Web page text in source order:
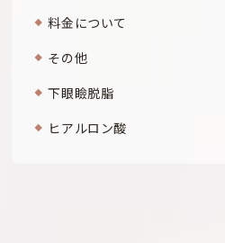
料金について
その他
下眼瞼脱脂
ヒアルロン酸